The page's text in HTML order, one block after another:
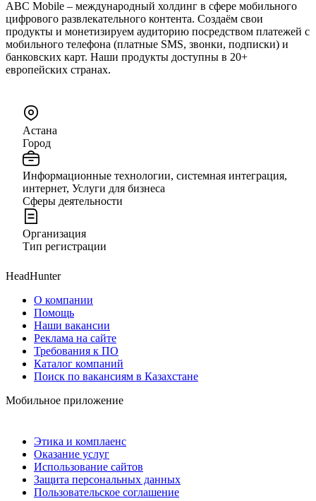
ABC Mobile – международный холдинг в сфере мобильного
цифрового развлекательного контента. Создаём свои
продукты и монетизируем аудиторию посредством платежей с
мобильного телефона (платные SMS, звонки, подписки) и
банковских карт. Наши продукты доступны в 20+
европейских странах.
Астана
Город
Информационные технологии, системная интеграция,
интернет, Услуги для бизнеса
Сферы деятельности
Организация
Тип регистрации
HeadHunter
О компании
Помощь
Наши вакансии
Реклама на сайте
Требования к ПО
Каталог компаний
Поиск по вакансиям в Казахстане
Мобильное приложение
Этика и комплаенс
Оказание услуг
Использование сайтов
Защита персональных данных
Пользовательское соглашение